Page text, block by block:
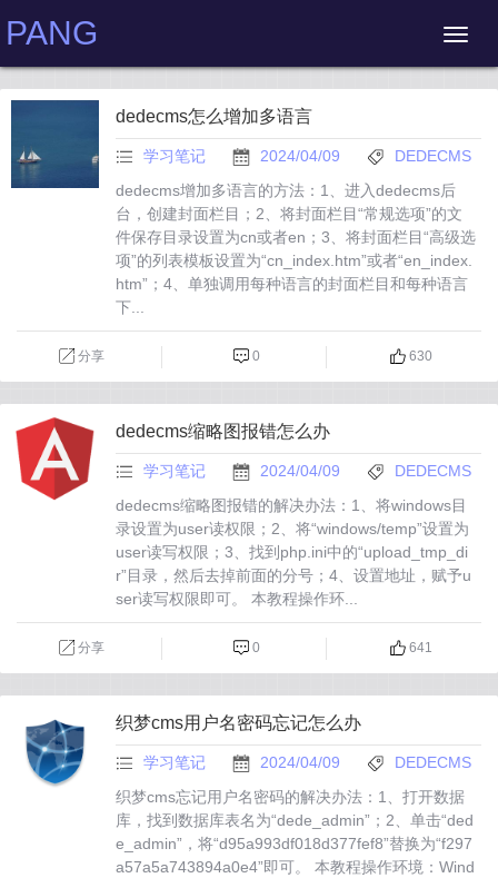
PANG
dedecms怎么增加多语言
学习笔记 2024/04/09
DEDECMS
dedecms增加多语言的方法：1、进入dedecms后
台，创建封面栏目；2、将封面栏目“常规选项”的文
件保存目录设置为cn或者en；3、将封面栏目“高级选
项”的列表模板设置为“cn_index.htm”或者“en_index.
htm”；4、单独调用每种语言的封面栏目和每种语言
下...
分享 0 630
dedecms缩略图报错怎么办
学习笔记 2024/04/09
DEDECMS
dedecms缩略图报错的解决办法：1、将windows目
录设置为user读权限；2、将“windows/temp”设置为
user读写权限；3、找到php.ini中的“upload_tmp_di
r”目录，然后去掉前面的分号；4、设置地址，赋予u
ser读写权限即可。 本教程操作环...
分享 0 641
织梦cms用户名密码忘记怎么办
学习笔记 2024/04/09
DEDECMS
织梦cms忘记用户名密码的解决办法：1、打开数据
库，找到数据库表名为“dede_admin”；2、单击“ded
e_admin”，将“d95a993df018d377fef8”替换为“f297
a57a5a743894a0e4”即可。 本教程操作环境：Wind